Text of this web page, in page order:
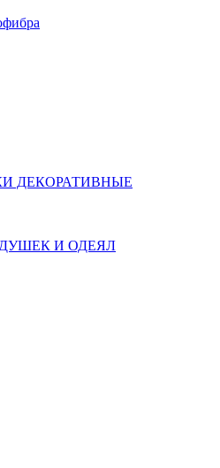
ДЕКОРАТИВНЫЕ
И ОДЕЯЛ